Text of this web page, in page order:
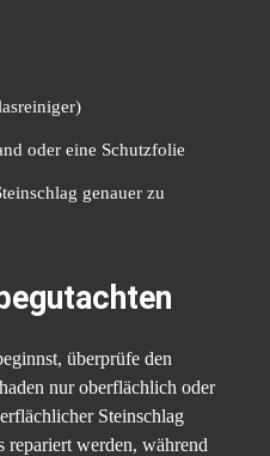
oder eine Schutzfolie
genauer zu
überprüfe den
nur oberflächlich oder
Steinschlag
repariert werden, während